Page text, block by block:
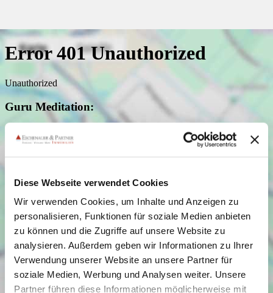
Diese Webseite verwendet Cookies
Wir verwenden Cookies, um Inhalte und Anzeigen zu
personalisieren, Funktionen für soziale Medien anbieten
zu können und die Zugriffe auf unsere Website zu
analysieren. Außerdem geben wir Informationen zu Ihrer
Verwendung unserer Website an unsere Partner für
soziale Medien, Werbung und Analysen weiter. Unsere
Partner führen diese Informationen möglicherweise mit